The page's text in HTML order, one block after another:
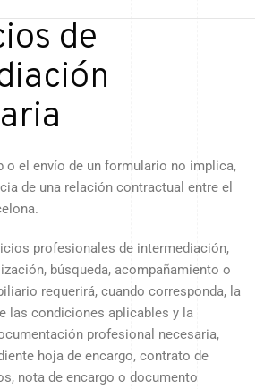
de
o el envío de un formulario no implica,
de una relación contractual entre el
profesionales de intermediación,
búsqueda, acompañamiento o
requerirá, cuando corresponda, la
las condiciones aplicables y la
profesional necesaria,
hoja de encargo, contrato de
nota de encargo o documento